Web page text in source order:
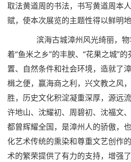
取法黄道周的书法，书写黄道周本
赋，使本次展览的主题性得以鲜明
滨海古城漳州风光绮丽，物
着“鱼米之乡”的丰腴、“花果之城”
置、自然条件和社会环境，造就了
楫之便，赢海商之利，兴文教之风
胜，历史文化积淀凝重深厚，源远
许地山、沈耀初、周碧初、沈福文
都曾辉耀全国，是漳州人的骄傲，
化艺术传统的熏染和尊重文艺创作
术的繁荣提供了有力的支持，增强